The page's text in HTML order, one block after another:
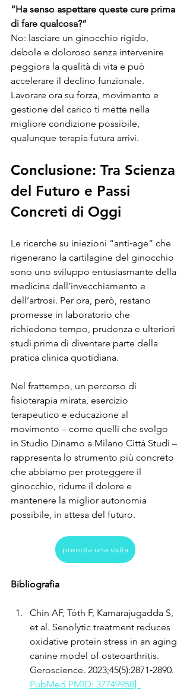
“Ha senso aspettare queste cure prima
di fare qualcosa?”
No: lasciare un ginocchio rigido,
debole e doloroso senza intervenire
peggiora la qualità di vita e può
accelerare il declino funzionale.
Lavorare ora su forza, movimento e
gestione del carico ti mette nella
migliore condizione possibile,
qualunque terapia futura arrivi.
Conclusione: Tra Scienza
del Futuro e Passi
Concreti di Oggi
Le ricerche su iniezioni “anti‑age” che
rigenerano la cartilagine del ginocchio
sono uno sviluppo entusiasmante della
medicina dell’invecchiamento e
dell’artrosi. Per ora, però, restano
promesse in laboratorio che
richiedono tempo, prudenza e ulteriori
studi prima di diventare parte della
pratica clinica quotidiana.
Nel frattempo, un percorso di
fisioterapia mirata, esercizio
terapeutico e educazione al
movimento – come quelli che svolgo
in Studio Dinamo a Milano Città Studi –
rappresenta lo strumento più concreto
che abbiamo per proteggere il
ginocchio, ridurre il dolore e
mantenere la miglior autonomia
possibile, in attesa del futuro.
prenota una visita
Bibliografia
Chin AF, Tóth F, Kamarajugadda S,
et al. Senolytic treatment reduces
oxidative protein stress in an aging
canine model of osteoarthritis.
Geroscience. 2023;45(5):2871‑2890.
PubMed PMID: 37749958].